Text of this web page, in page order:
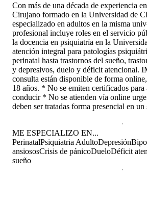
Con más de una década de experiencia
Cirujano formado en la Universidad de
especializado en adultos en la misma
profesional incluye roles en el servicio
la docencia en psiquiatría en la
atención integral para patologías
perinatal hasta trastornos del sueño,
y depresivos, duelo y déficit atencional.
consulta están disponible de forma
18 años. * No se emiten certificados para
conducir * No se atienden vía online
deben ser tratadas forma presencial en
ME ESPECIALIZO EN...
PerinatalPsiquiatria AdultoDepresión
ansiososCrisis de pánicoDueloDéficit
sueño